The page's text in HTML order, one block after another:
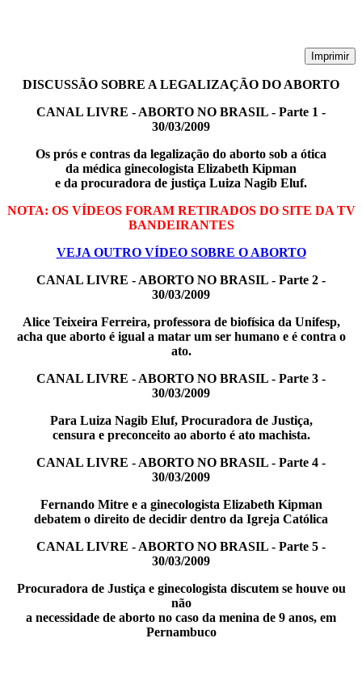
Imprimir
DISCUSSÃO SOBRE A LEGALIZAÇÃO DO ABORTO
CANAL LIVRE - ABORTO NO BRASIL - Parte 1 -
30/03/2009
Os prós e contras da legalização do aborto sob a ótica
da médica ginecologista Elizabeth Kipman
e da procuradora de justiça Luiza Nagib Eluf.
NOTA: OS VÍDEOS FORAM RETIRADOS DO SITE DA TV
BANDEIRANTES
VEJA OUTRO VÍDEO SOBRE O ABORTO
CANAL LIVRE - ABORTO NO BRASIL - Parte 2 -
30/03/2009
Alice Teixeira Ferreira, professora de biofísica da Unifesp,
acha que aborto é igual a matar um ser humano e é contra o
ato.
CANAL LIVRE - ABORTO NO BRASIL - Parte 3 -
30/03/2009
Para Luiza Nagib Eluf, Procuradora de Justiça,
censura e preconceito ao aborto é ato machista.
CANAL LIVRE - ABORTO NO BRASIL - Parte 4 -
30/03/2009
Fernando Mitre e a ginecologista Elizabeth Kipman
debatem o direito de decidir dentro da Igreja Católica
CANAL LIVRE - ABORTO NO BRASIL - Parte 5 -
30/03/2009
Procuradora de Justiça e ginecologista discutem se houve ou
não
a necessidade de aborto no caso da menina de 9 anos, em
Pernambuco